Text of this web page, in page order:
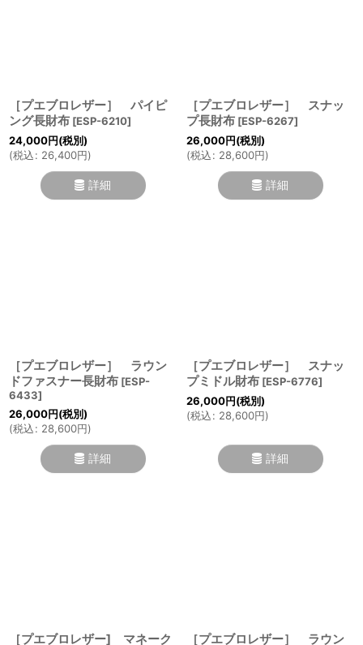
［プエブロレザー］ パイピ
ング長財布 [ESP-6210]
24,000円(税別)
(税込: 26,400円)
詳細
［プエブロレザー］ スナッ
プ長財布 [ESP-6267]
26,000円(税別)
(税込: 28,600円)
詳細
［プエブロレザー］ ラウン
ドファスナー長財布 [ESP-
6433]
26,000円(税別)
(税込: 28,600円)
詳細
［プエブロレザー］ スナッ
プミドル財布 [ESP-6776]
26,000円(税別)
(税込: 28,600円)
詳細
［プエブロレザー] マネーク
［プエブロレザー］ ラウン